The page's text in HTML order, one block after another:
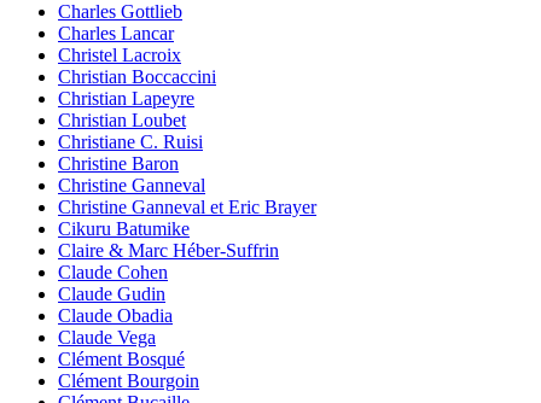
Charles Gottlieb
Charles Lancar
Christel Lacroix
Christian Boccaccini
Christian Lapeyre
Christian Loubet
Christiane C. Ruisi
Christine Baron
Christine Ganneval
Christine Ganneval et Eric Brayer
Cikuru Batumike
Claire & Marc Héber-Suffrin
Claude Cohen
Claude Gudin
Claude Obadia
Claude Vega
Clément Bosqué
Clément Bourgoin